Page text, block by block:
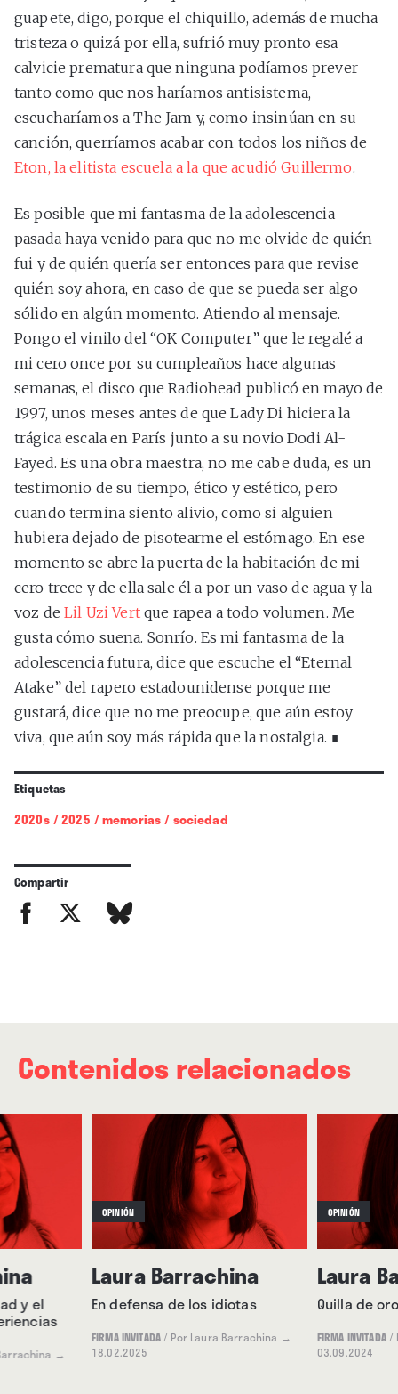
guapete, digo, porque el chiquillo, además de mucha
tristeza o quizá por ella, sufrió muy pronto esa
calvicie prematura que ninguna podíamos prever
tanto como que nos haríamos antisistema,
escucharíamos a The Jam y, como insinúan en su
canción, querríamos acabar con todos los niños de
Eton, la elitista escuela a la que acudió Guillermo.
Es posible que mi fantasma de la adolescencia
pasada haya venido para que no me olvide de quién
fui y de quién quería ser entonces para que revise
quién soy ahora, en caso de que se pueda ser algo
sólido en algún momento. Atiendo al mensaje.
Pongo el vinilo del “OK Computer” que le regalé a
mi cero once por su cumpleaños hace algunas
semanas, el disco que Radiohead publicó en mayo de
1997, unos meses antes de que Lady Di hiciera la
trágica escala en París junto a su novio Dodi Al-
Fayed. Es una obra maestra, no me cabe duda, es un
testimonio de su tiempo, ético y estético, pero
cuando termina siento alivio, como si alguien
hubiera dejado de pisotearme el estómago. En ese
momento se abre la puerta de la habitación de mi
cero trece y de ella sale él a por un vaso de agua y la
voz deLil Uzi Vertque rapea a todo volumen. Me
gusta cómo suena. Sonrío. Es mi fantasma de la
adolescencia futura, dice que escuche el “Eternal
Atake” del rapero estadounidense porque me
gustará, dice que no me preocupe, que aún estoy
viva, que aún soy más rápida que la nostalgia. ∎
Etiquetas
2020s /2025 /memorias/sociedad
Compartir
Contenidos relacionados
y el
→
OPINIÓN
Laura Barrachina
En defensa de los idiotas
FIRMA INVITADA/ Por Laura Barrachina →
18.02.2025
OPINIÓN
Laura
Quilla de oro
FIRMA INVITADA/
03.09.2024